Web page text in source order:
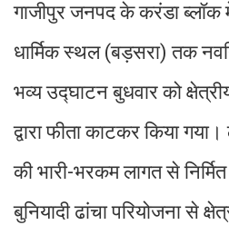
गाजीपुर जनपद के करंडा ब्लॉक
धार्मिक स्थल (बड़सरा) तक
भव्य उद्घाटन बुधवार को
द्वारा फीता काटकर किया
की भारी-भरकम लागत से
बुनियादी ढांचा परियोजना से